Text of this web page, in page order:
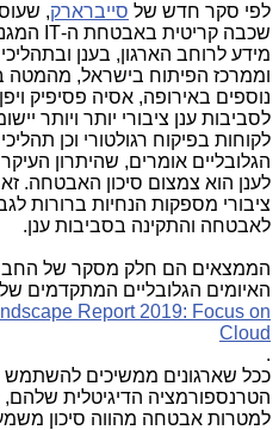
לפי סקר חדש של סייברארק,
שכבה קריטית באבטחת ה-IT
מידע לרוחב הארגון, בענן ובתהליכי
וממרכז הפיתוח בישראל, מהמטה
נוספים באירופה, אסיה פסיפיק
לסביבות ענן ציבורי יותר ויותר
הגלובליים אומרים, שהיתרון
לענן הוא צמצום סיכון האבטחה.
ציבורי מספקות הנחיות ברורות
לאבטחה והתקינה בסביבות ענן.
הממצאים הם חלק מסקר של
האיומים הגלובליים המתקדמים של
Report 2019: Focus on
Cloud
.
ככל שארגונים ממשיכים להשתמש
הטרנספורמציה הדיגיטלית
למטרות אבטחה מהווה סיכון